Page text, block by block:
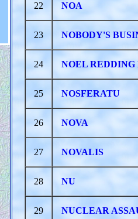
22 NOA
23 NOBODY'S
24 NOEL REDDING
25 NOSFERATU
26 NOVA
27 NOVALIS
28 NU
29 NUCLEAR